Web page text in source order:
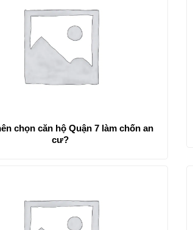
chọn căn hộ Quận 7 làm chốn an
cư?